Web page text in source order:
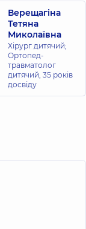
Верещагіна
Тетяна
Миколаївна
Хірург дитячий;
Ортопед-
травматолог
дитячий, 35 років
досвіду